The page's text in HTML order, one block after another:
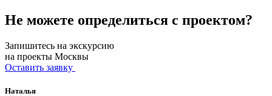
Не можете определиться с проектом?
Запишитесь на экскурсию
на проекты Москвы
Оставить заявку
Наталья